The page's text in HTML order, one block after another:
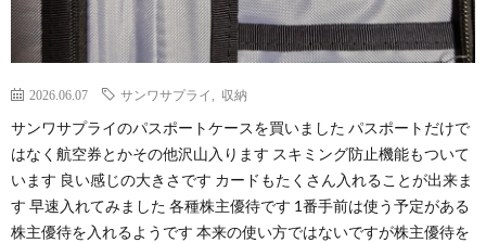
2026.06.07 サンワサプライ 収納
サンワサプライのパスポートケースを買いました パスポートだけで
はなく航空券とかその他沢山入ります スキミング防止機能もついて
います 良い感じの大きさです カードもたくさん入れることが出来ま
す 早速入れてみました 各種株主優待です 1番手前は使う予定がある
株主優待を入れるようです 本来の使い方ではないですが株主優待を